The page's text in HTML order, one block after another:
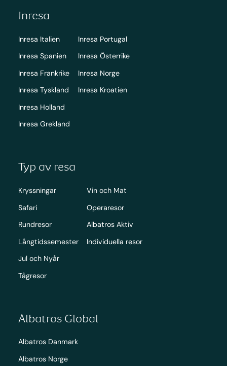
Inresa
Inresa Italien
Inresa Spanien
Inresa Frankrike
Inresa Tyskland
Inresa Holland
Inresa Grekland
Inresa Portugal
Inresa Österrike
Inresa Norge
Inresa Kroatien
Typ av resa
Kryssningar
Safari
Rundresor
Långtidssemester
Jul och Nyår
Tågresor
Vin och Mat
Operaresor
Albatros Aktiv
Individuella resor
Albatros Global
Albatros Danmark
Albatros Norge